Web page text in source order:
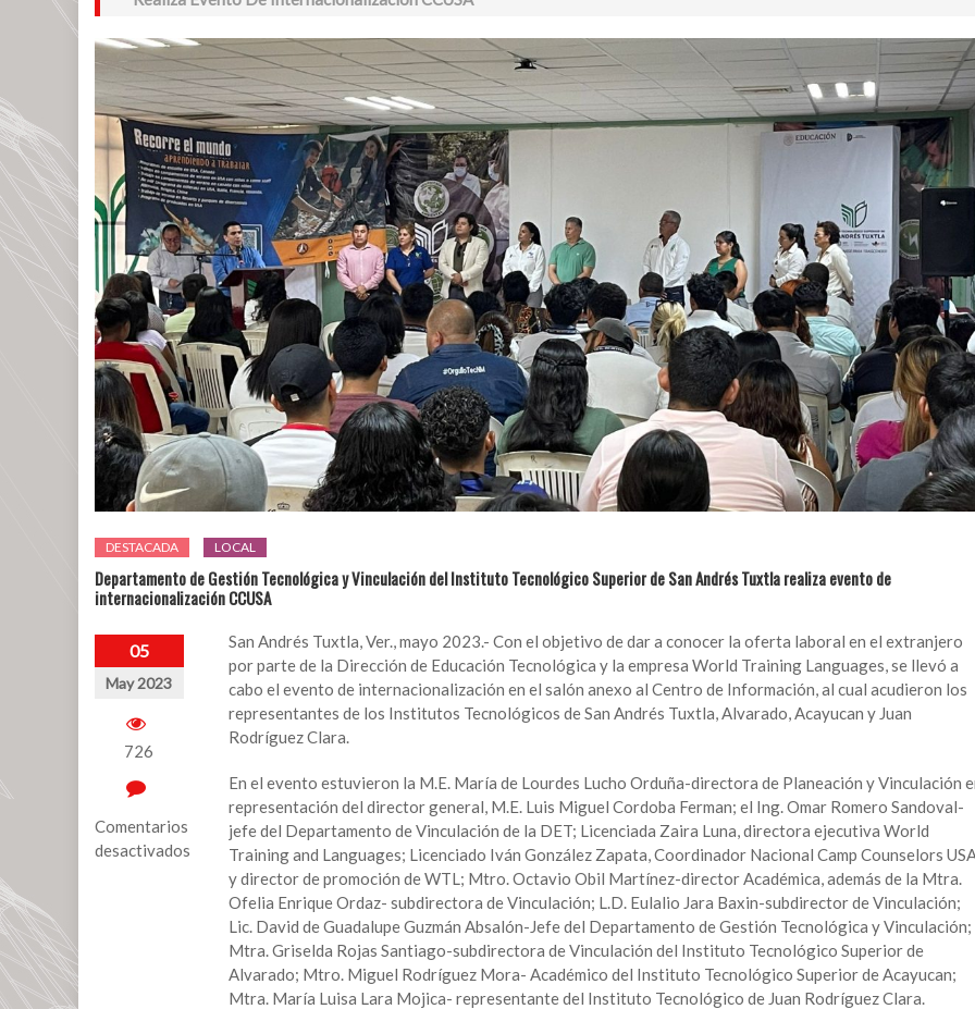
DESTACADA LOCAL
Departamento de Gestión Tecnológica y Vinculación del Instituto Tecnológico Superior de San Andrés Tuxtla realiza evento de
internacionalización CCUSA
05
May 2023
726
Comentarios
desactivados
San Andrés Tuxtla, Ver., mayo 2023.- Con el objetivo de dar a conocer la oferta laboral en el extranjero
por parte de la Dirección de Educación Tecnológica y la empresa World Training Languages, se llevó a
cabo el evento de internacionalización en el salón anexo al Centro de Información, al cual acudieron los
representantes de los Institutos Tecnológicos de San Andrés Tuxtla, Alvarado, Acayucan y Juan
Rodríguez Clara.
En el evento estuvieron la M.E. María de Lourdes Lucho Orduña-directora de Planeación y Vinculación
representación del director general, M.E. Luis Miguel Cordoba Ferman; el Ing. Omar Romero Sandoval-
jefe del Departamento de Vinculación de la DET; Licenciada Zaira Luna, directora ejecutiva World
Training and Languages; Licenciado Iván González Zapata, Coordinador Nacional Camp Counselors
y director de promoción de WTL; Mtro. Octavio Obil Martínez-director Académica, además de la Mtra.
Ofelia Enrique Ordaz- subdirectora de Vinculación; L.D. Eulalio Jara Baxin-subdirector de Vinculación;
Lic. David de Guadalupe Guzmán Absalón-Jefe del Departamento de Gestión Tecnológica y Vinculación;
Mtra. Griselda Rojas Santiago-subdirectora de Vinculación del Instituto Tecnológico Superior de
Alvarado; Mtro. Miguel Rodríguez Mora- Académico del Instituto Tecnológico Superior de Acayucan;
Mtra. María Luisa Lara Mojica- representante del Instituto Tecnológico de Juan Rodríguez Clara.